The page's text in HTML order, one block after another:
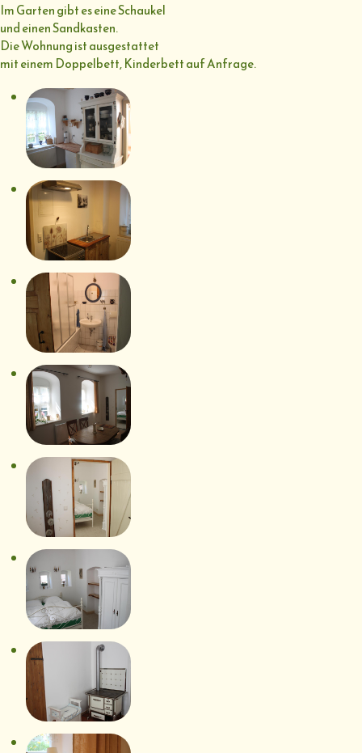
Im Garten gibt es eine Schaukel
und einen Sandkasten.
Die Wohnung ist ausgestattet
mit einem Doppelbett, Kinderbett auf Anfrage.